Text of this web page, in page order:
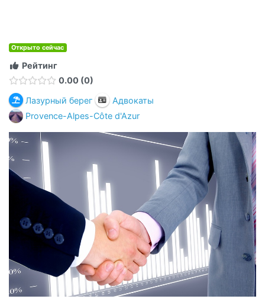
Открыто сейчас
Рейтинг
0.00 0
Лазурный берег
Адвокаты
Provence-Alpes-Côte d'Azur